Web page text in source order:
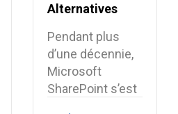
Alternatives
européennes à
Microsoft
SharePoint
Pendant plus
d’une décennie,
Microsoft
SharePoint s’est